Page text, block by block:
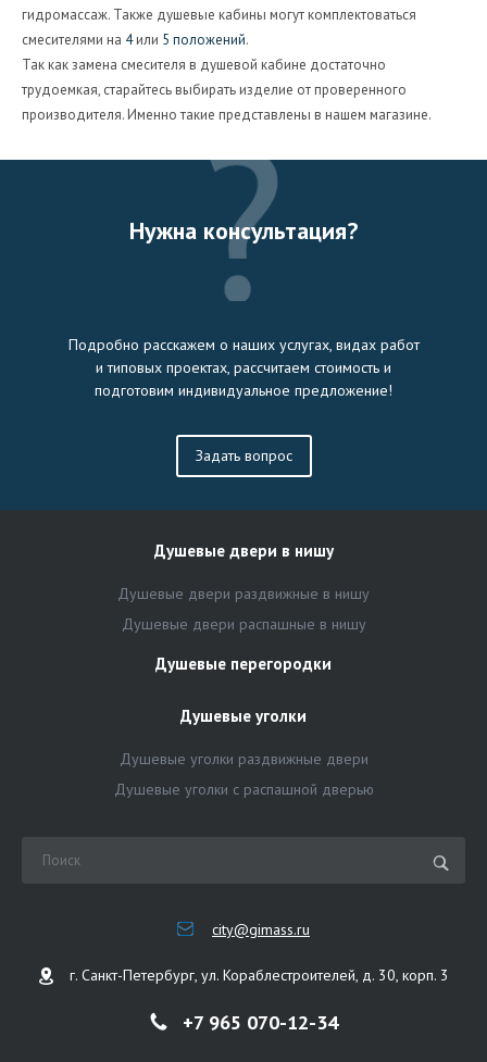
гидромассаж. Также душевые кабины могут комплектоваться
смесителями на 4или 5 положений.
Так как замена смесителя в душевой кабине достаточно
трудоемкая, старайтесь выбирать изделие от проверенного
производителя. Именно такие представлены в нашем магазине.
Нужна консультация?
Подробно расскажем о наших услугах, видах работ
и типовых проектах, рассчитаем стоимость и
подготовим индивидуальное предложение!
Задать вопрос
Душевые двери в нишу
Душевые двери раздвижные в нишу
Душевые двери распашные в нишу
Душевые перегородки
Душевые уголки
Душевые уголки раздвижные двери
Душевые уголки с распашной дверью
city@gimass.ru
г. Санкт-Петербург, ул. Кораблестроителей, д. 30, корп. 3
+7 965 070-12-34